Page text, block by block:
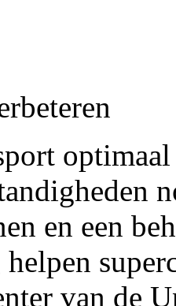
en een
van de